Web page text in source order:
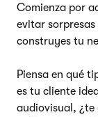
Comienza por
evitar
construyes tu
Piensa en qué
es tu cliente
audiovisual, ¿te